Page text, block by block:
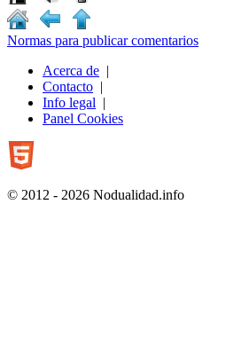
Normas para publicar comentarios
Acerca de |
Contacto |
Info legal |
Panel Cookies
© 2012 - 2026 Nodualidad.info